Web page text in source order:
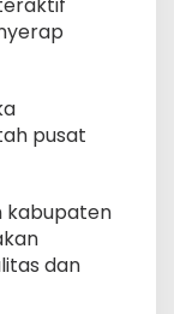
pusat
kabupaten
dan